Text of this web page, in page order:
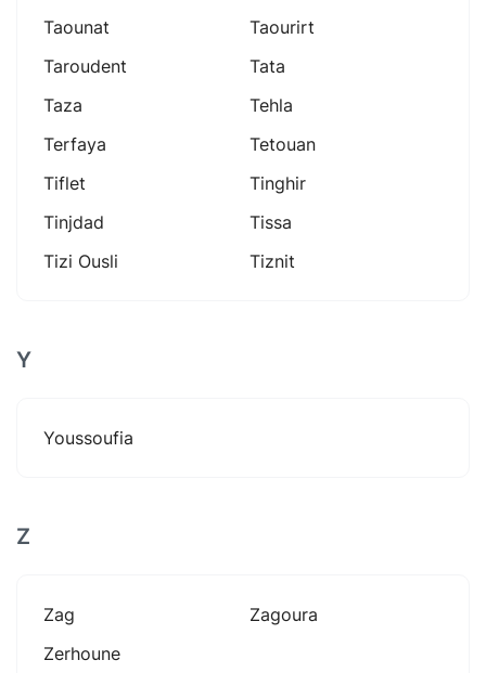
Taounat
Taourirt
Taroudent
Tata
Taza
Tehla
Terfaya
Tetouan
Tiflet
Tinghir
Tinjdad
Tissa
Tizi Ousli
Tiznit
Y
Youssoufia
Z
Zag
Zagoura
Zerhoune